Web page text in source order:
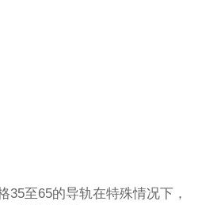
35至65的导轨在特殊情况下，